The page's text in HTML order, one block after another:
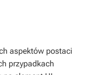
aspektów postaci
przypadkach